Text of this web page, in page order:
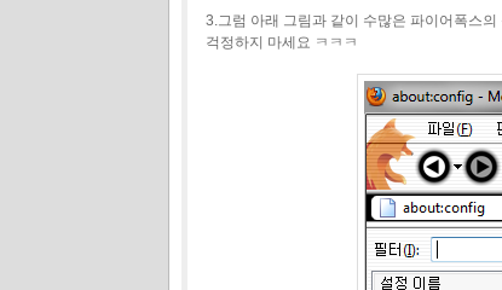
3.그럼 아래 그림과 같이 수많은 파이어폭스
걱정하지 마세요 ㅋㅋㅋ